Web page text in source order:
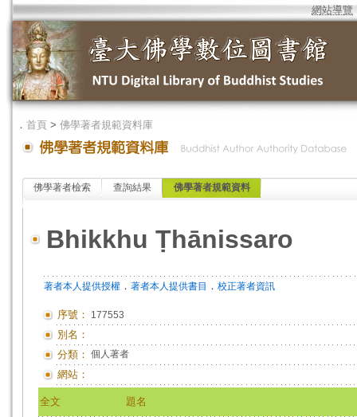
網站導覽
． 首頁 > 佛學著者規範資料庫
佛學著者檢索 查詢結果 佛學著者規範資料
Bhikkhu Ṭhānissaro
著者本人提供授權 ． 著者本人提供書目 ． 校正著者資訊
序號： 177553
別名：
分類： 個人著者
網站：
全文
題名